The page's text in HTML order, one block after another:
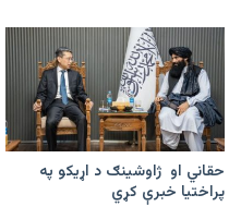
حقاني او ژاوشینګ د اړیکو په
پراختیا خبرې کړي